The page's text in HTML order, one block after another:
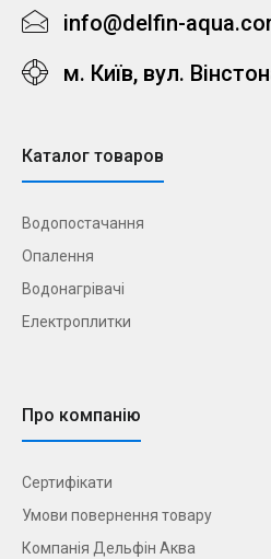
info@delfin-
м. Київ, вул.
Каталог товаров
Водопостачання
Опалення
Водонагрівачі
Електроплитки
Про компанію
Сертифікати
Умови повернення товару
Компанія Дельфін Аква